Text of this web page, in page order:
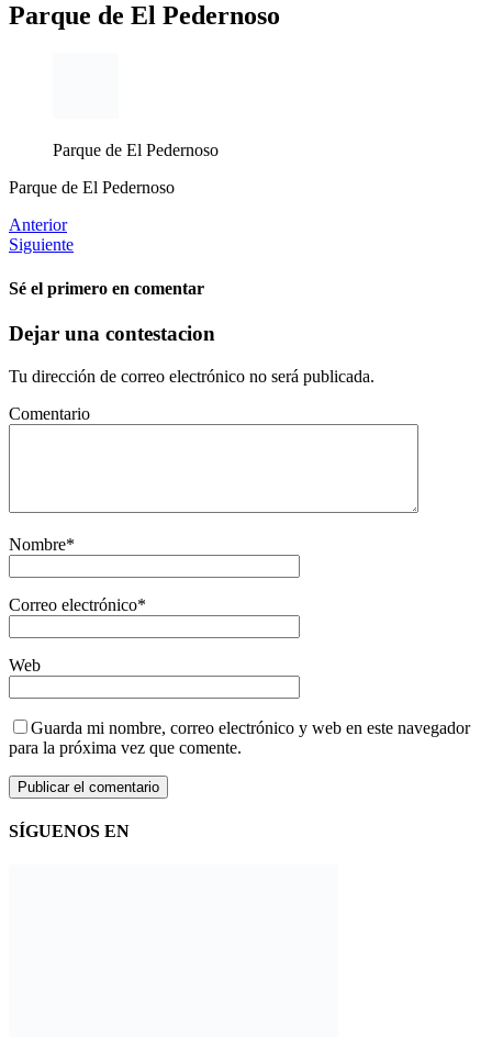
Parque de El Pedernoso
Parque de El Pedernoso
Parque de El Pedernoso
Anterior
Siguiente
Sé el primero en comentar
Dejar una contestacion
Tu dirección de correo electrónico no será publicada.
Comentario
Nombre*
Correo electrónico*
Web
Guarda mi nombre, correo electrónico y web en este navegador
para la próxima vez que comente.
SÍGUENOS EN